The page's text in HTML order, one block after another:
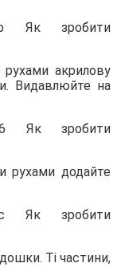
акрилову
Видавлюйте на
рухами додайте
Ті частини,